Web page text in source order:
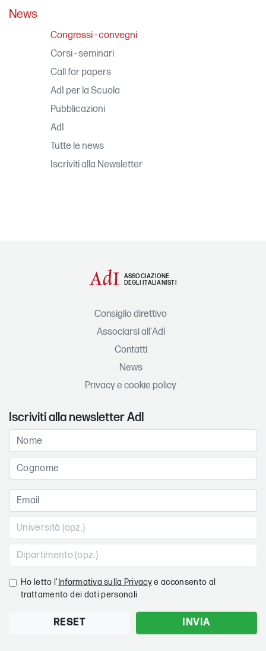
News
Congressi - convegni
Corsi - seminari
Call for papers
AdI per la Scuola
Pubblicazioni
AdI
Tutte le news
Iscriviti alla Newsletter
ASSOCIAZIONE
DEGLI ITALIANISTI
Consiglio direttivo
Associarsi all'AdI
Contatti
News
Privacy e cookie policy
Iscriviti alla newsletter AdI
Ho letto l' Informativa sulla Privacye acconsento al
trattamento dei dati personali
RESET INVIA